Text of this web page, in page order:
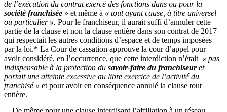
de l’exécution du contrat exercé des fonctions dans ou pour la
société franchisée » et même à « tout ayant cause, à titre universel
ou particulier ». Pour le franchiseur, il aurait suffi d’annuler cette
partie de la clause et non la clause entière dans son contrat de 2017
qui respectait les autres conditions d’espace et de temps imposées
par la loi.* La Cour de cassation approuve la cour d’appel pour
avoir considéré, en l’occurrence, que cette interdiction n’était « pas
indispensable à la protection du savoir-faire du franchiseuret
portait une atteinte excessive au libre exercice de l’activité du
franchisé » et pour avoir en conséquence annulé la clause tout
entière.